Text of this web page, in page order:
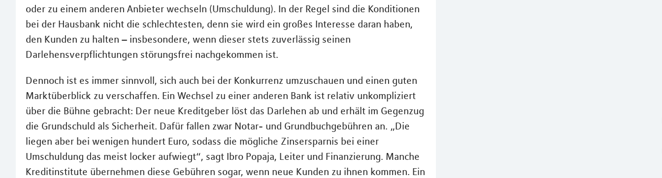
oder zu einem anderen Anbieter wechseln (Umschuldung). In der Regel sind die Konditionen
bei der Hausbank nicht die schlechtesten, denn sie wird ein großes Interesse daran haben,
den Kunden zu halten – insbesondere, wenn dieser stets zuverlässig seinen
Darlehensverpﬂichtungen störungsfrei nachgekommen ist.
Dennoch ist es immer sinnvoll, sich auch bei der Konkurrenz umzuschauen und einen guten
Marktüberblick zu verschaffen. Ein Wechsel zu einer anderen Bank ist relativ unkompliziert
über die Bühne gebracht: Der neue Kreditgeber löst das Darlehen ab und erhält im Gegenzug
die Grundschuld als Sicherheit. Dafür fallen zwar Notar- und Grundbuchgebühren an. „Die
liegen aber bei wenigen hundert Euro, sodass die mögliche Zinsersparnis bei einer
Umschuldung das meist locker aufwiegt“, sagt Ibro Popaja, Leiter und Finanzierung. Manche
Kreditinstitute übernehmen diese Gebühren sogar, wenn neue Kunden zu ihnen kommen. Ein